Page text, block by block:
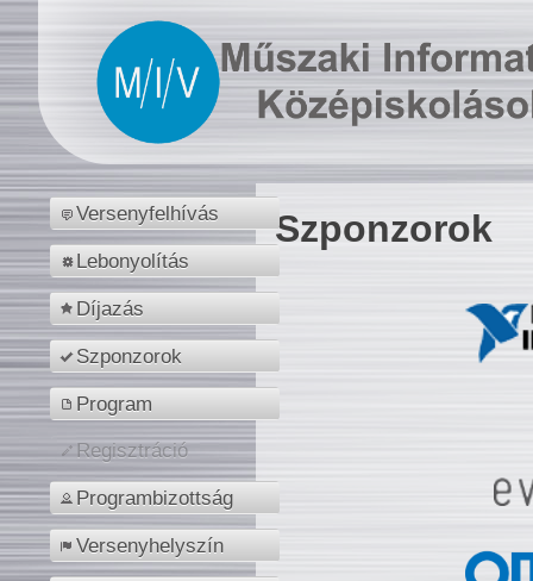
Versenyfelhívás
Lebonyolítás
Díjazás
Szponzorok
Program
Regisztráció
Programbizottság
Versenyhelyszín
Szponzorok